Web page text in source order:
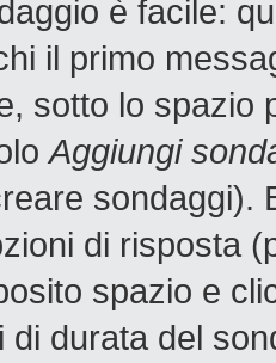
è facile:
il primo
sotto lo spazio
Aggiungi
sondaggi).
di risposta
spazio e
di durata del